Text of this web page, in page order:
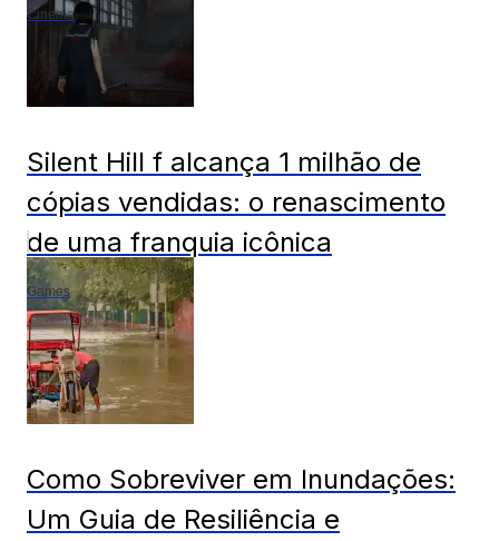
Cinema
Silent Hill f alcança 1 milhão de
cópias vendidas: o renascimento
de uma franquia icônica
Games
Como Sobreviver em Inundações:
Um Guia de Resiliência e